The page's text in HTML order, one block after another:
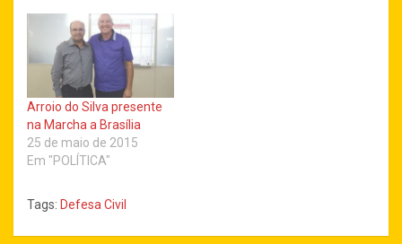
Arroio do Silva presente
na Marcha a Brasília
25 de maio de 2015
Em "POLÍTICA"
Tags: Defesa Civil